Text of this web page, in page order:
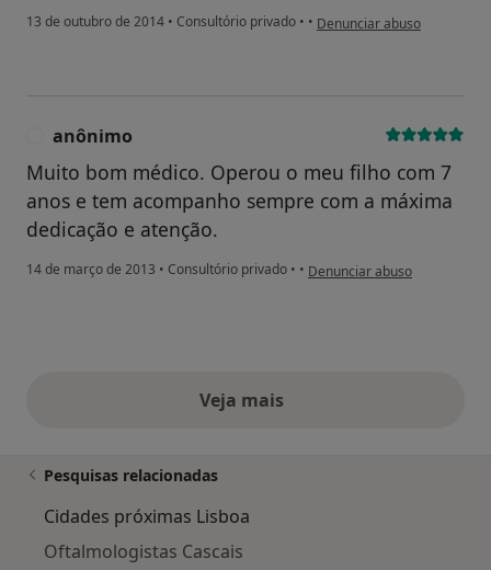
13 de outubro de 2014 • Consultório privado • • na opinião do utilizador
Denunciar abuso
anônimo
Muito bom médico. Operou o meu filho com 7
anos e tem acompanho sempre com a máxima
dedicação e atenção.
14 de março de 2013 • Consultório privado • • na opinião do utilizador
Denunciar abuso
Veja maisopiniões acima
Pesquisas relacionadas
Cidades próximas Lisboa
Oftalmologistas Cascais